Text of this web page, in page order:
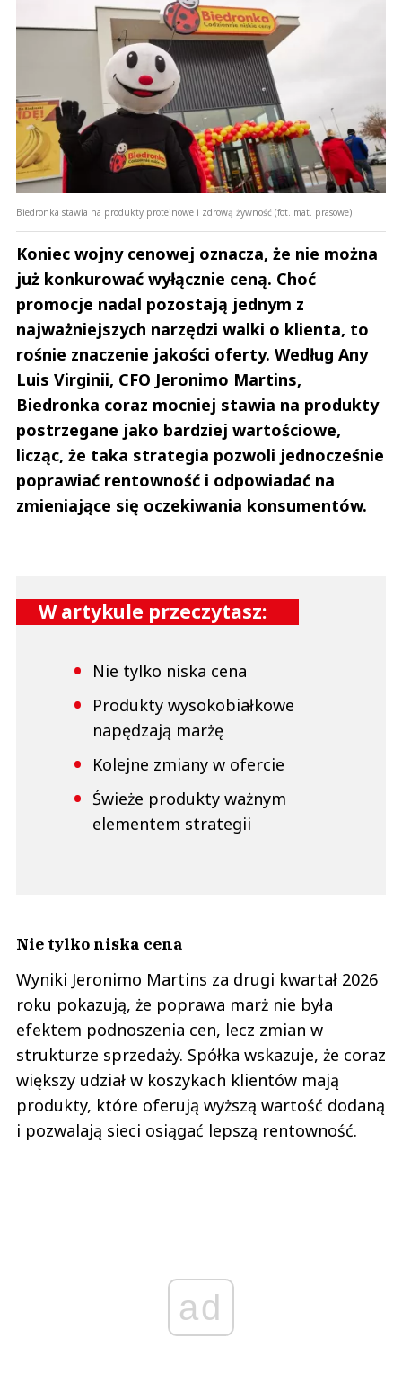
Biedronka stawia na produkty proteinowe i zdrową żywność (fot. mat. prasowe)
Koniec wojny cenowej oznacza, że nie można
już konkurować wyłącznie ceną. Choć
promocje nadal pozostają jednym z
najważniejszych narzędzi walki o klienta, to
rośnie znaczenie jakości oferty. Według Any
Luis Virginii, CFO Jeronimo Martins,
Biedronka coraz mocniej stawia na produkty
postrzegane jako bardziej wartościowe,
licząc, że taka strategia pozwoli jednocześnie
poprawiać rentowność i odpowiadać na
zmieniające się oczekiwania konsumentów.
W artykule przeczytasz:
Nie tylko niska cena
Produkty wysokobiałkowe
napędzają marżę
Kolejne zmiany w ofercie
Świeże produkty ważnym
elementem strategii
Nie tylko niska cena
Wyniki Jeronimo Martins za drugi kwartał 2026
roku pokazują, że poprawa marż nie była
efektem podnoszenia cen, lecz zmian w
strukturze sprzedaży. Spółka wskazuje, że coraz
większy udział w koszykach klientów mają
produkty, które oferują wyższą wartość dodaną
i pozwalają sieci osiągać lepszą rentowność.
ad